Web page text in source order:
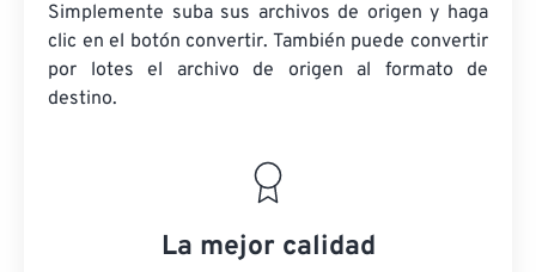
Simplemente suba sus archivos de origen y haga
clic en el botón convertir. También puede convertir
por lotes el archivo de origen al formato de
destino.
La mejor calidad